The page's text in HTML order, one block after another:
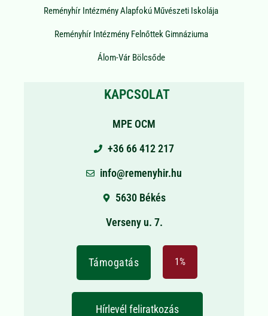
Reményhír Intézmény Alapfokú Művészeti Iskolája
Reményhír Intézmény Felnőttek Gimnáziuma
Álom-Vár Bölcsőde
KAPCSOLAT
MPE OCM
+36 66 412 217
info@remenyhir.hu
5630 Békés
Verseny u. 7.
Támogatás 1%
Hírlevél feliratkozás